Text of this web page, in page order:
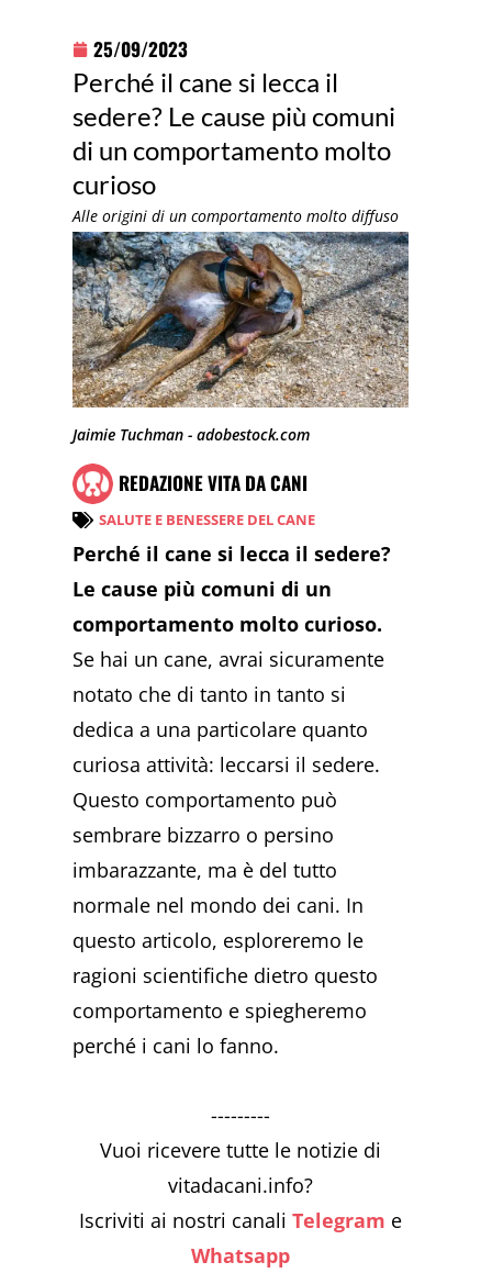
25/09/2023
Perché il cane si lecca il
sedere? Le cause più comuni
di un comportamento molto
curioso
Alle origini di un comportamento molto diffuso
Jaimie Tuchman - adobestock.com
REDAZIONE VITA DA CANI
SALUTE E BENESSERE DEL CANE
Perché il cane si lecca il sedere?
Le cause più comuni di un
comportamento molto curioso.
Se hai un cane, avrai sicuramente
notato che di tanto in tanto si
dedica a una particolare quanto
curiosa attività: leccarsi il sedere.
Questo comportamento può
sembrare bizzarro o persino
imbarazzante, ma è del tutto
normale nel mondo dei cani. In
questo articolo, esploreremo le
ragioni scientifiche dietro questo
comportamento e spiegheremo
perché i cani lo fanno.
---------
Vuoi ricevere tutte le notizie di
vitadacani.info?
Iscriviti ai nostri canaliTelegram e
Whatsapp